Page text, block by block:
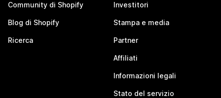
Community di Shopify
Blog di Shopify
Ricerca
Investitori
Stampa e media
Partner
Affiliati
Informazioni legali
Stato del servizio